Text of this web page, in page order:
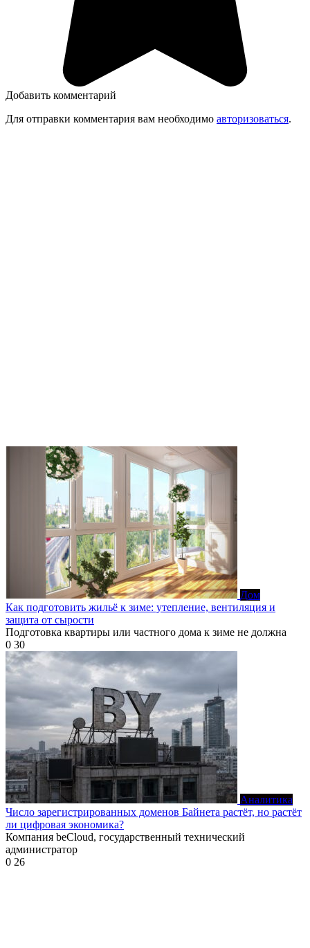
Добавить комментарий
Для отправки комментария вам необходимо авторизоваться.
Дом
Как подготовить жильё к зиме: утепление, вентиляция и
защита от сырости
Подготовка квартиры или частного дома к зиме не должна
0 30
Аналитика
Число зарегистрированных доменов Байнета растёт, но растёт
ли цифровая экономика?
Компания beCloud, государственный технический
администратор
0 26